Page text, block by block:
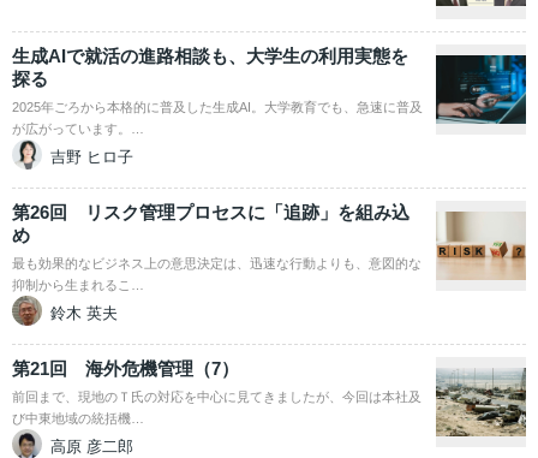
生成AIで就活の進路相談も、大学生の利用実態を
探る
2025年ごろから本格的に普及した生成AI。大学教育でも、急速に普及
が広がっています。…
吉野 ヒロ子
第26回 リスク管理プロセスに「追跡」を組み込
め
最も効果的なビジネス上の意思決定は、迅速な行動よりも、意図的な
抑制から生まれるこ…
鈴木 英夫
第21回 海外危機管理（7）
前回まで、現地のＴ氏の対応を中心に見てきましたが、今回は本社及
び中東地域の統括機…
高原 彦二郎